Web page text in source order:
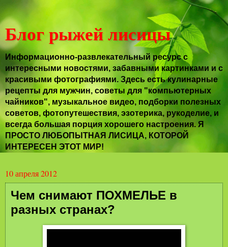
Блог рыжей лисицы
Информационно-развлекательный ресурс с
интересными новостями, забавными картинками и с
красивыми фотографиями. Здесь есть кулинарные
рецепты для мужчин, советы для "компьютерных
чайников", музыкальное видео, подборки полезных
советов, фотопутешествия, эзотерика, рукоделие, и
всегда большая порция хорошего настроения. Я
ПРОСТО ЛЮБОПЫТНАЯ ЛИСИЦА, КОТОРОЙ
ИНТЕРЕСЕН ЭТОТ МИР!
10 апреля 2012
Чем снимают ПОХМЕЛЬЕ в
разных странах?